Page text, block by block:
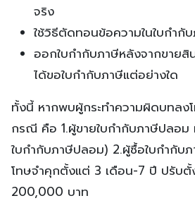
จริง
ใช้วิธีตัดทอนข้อความในใบกำกั
ออกใบกำกับภาษีหลังจากขายสิ
ได้ขอใบกำกับภาษีแต่อย่างใด
ทั้งนี้ หากพบผู้กระทำความผิดบทลง
กรณี คือ 1.ผู้ขายใบกำกับภาษีปลอม
ใบกำกับภาษีปลอม) 2.ผู้ซื้อใบกำกับ
โทษจำคุกตั้งแต่ 3 เดือน-7 ปี ปรับ
200,000 บาท